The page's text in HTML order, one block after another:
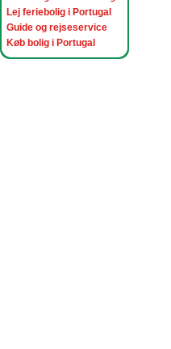
Lej feriebolig i Portugal
Guide og rejseservice
Køb bolig i Portugal